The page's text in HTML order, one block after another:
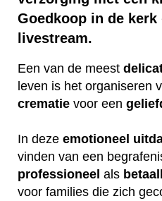
Goedkoop in de kerk
livestream.
Een van de meest
leven is het organiseren
crematie voor een
In deze emotioneel
vinden van een
professioneel als
voor families die zich